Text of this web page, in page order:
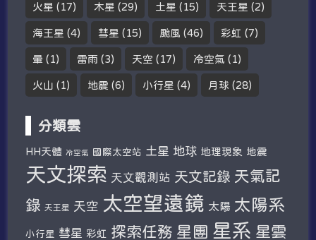
火星 (17) 木星 (29) 土星 (15) 天王星 (2)
海王星 (4) 彗星 (15) 颱風 (46) 彩虹 (7)
暈 (1) 雷雨 (3) 天空 (17) 冷空氣 (1)
火山 (1) 地震 (6) 小行星 (4) 月球 (28)
分類雲
HH天體 冷空氣 國際太空站 土星 地球 地理現象 地震
天文探索 天文觀測站 天文記錄 天氣記
錄 天王星 天空 太空望遠鏡 太陽 太陽系
小行星 彗星 彩虹 探索任務 星團 星系 星雲